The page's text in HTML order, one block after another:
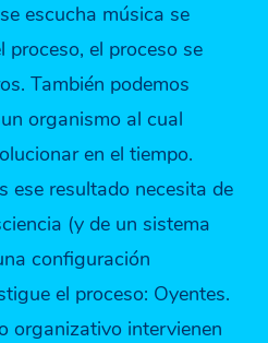
escucha música se
proceso, el proceso se
También podemos
organismo al cual
en el tiempo.
ese resultado necesita de
(y de un sistema
configuración
el proceso: Oyentes.
organizativo intervienen